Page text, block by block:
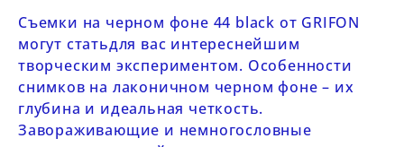
Съемки на черном фоне 44 black от GRIFON
могут статьдля вас интереснейшим
творческим экспериментом. Особенности
снимков на лаконичном черном фоне – их
глубина и идеальная четкость.
Завораживающие и немногословные